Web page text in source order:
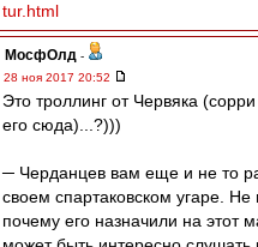
tur.html
МосфОлд -
28 ноя 2017 20:52
Это троллинг от Червяка
его сюда)...?)))
─ Черданцев вам еще и не то
своем спартаковском угаре. Не
почему его назначили на этот